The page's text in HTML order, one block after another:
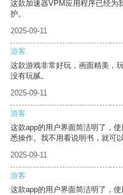
这款加速器VPM应用程序已经为
护。
2025-09-11
游客
这款游戏非常好玩，画面精美，
没有玩腻。
2025-09-11
游客
这款app的用户界面简洁明了，
悉操作。我不用看说明书，就可
2025-09-11
游客
这款app的用户界面简洁明了，